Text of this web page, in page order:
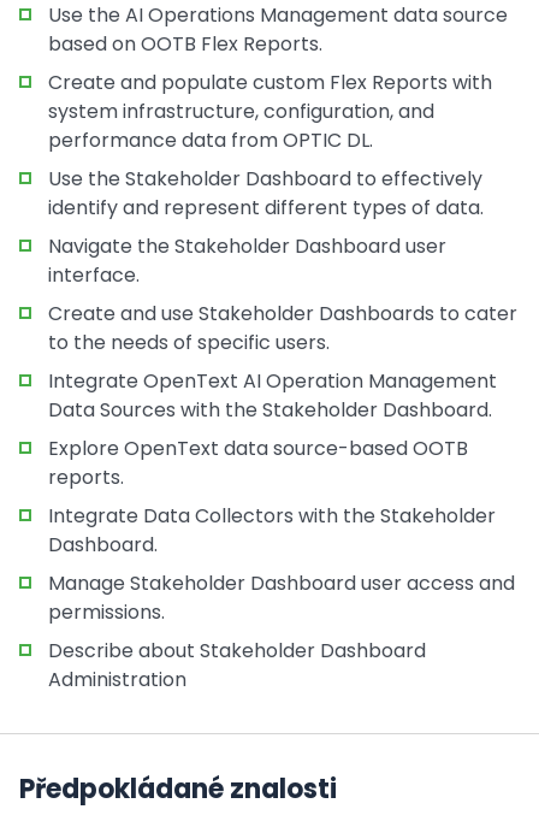
Use the AI Operations Management data source
based on OOTB Flex Reports.
Create and populate custom Flex Reports with
system infrastructure, configuration, and
performance data from OPTIC DL.
Use the Stakeholder Dashboard to effectively
identify and represent different types of data.
Navigate the Stakeholder Dashboard user
interface.
Create and use Stakeholder Dashboards to cater
to the needs of specific users.
Integrate OpenText AI Operation Management
Data Sources with the Stakeholder Dashboard.
Explore OpenText data source-based OOTB
reports.
Integrate Data Collectors with the Stakeholder
Dashboard.
Manage Stakeholder Dashboard user access and
permissions.
Describe about Stakeholder Dashboard
Administration
Předpokládané znalosti